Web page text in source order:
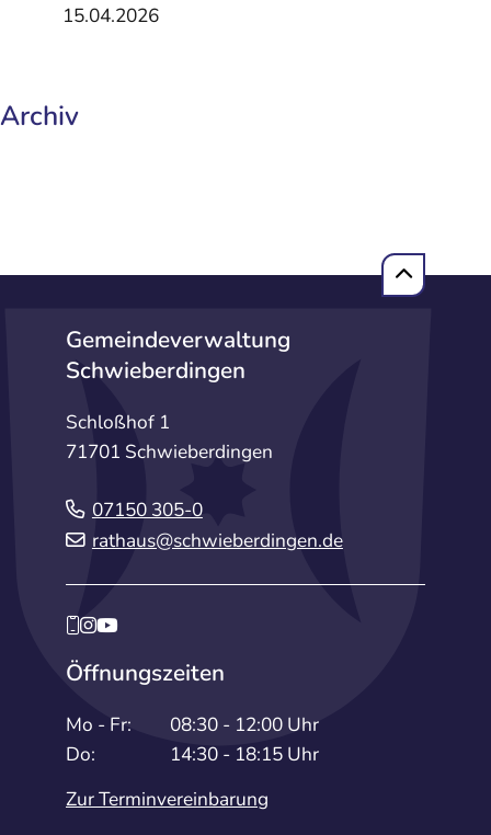
15.04.2026
Archiv
Gemeindeverwaltung
Schwieberdingen
Schloßhof 1
71701 Schwieberdingen
07150 305-0
rathaus@schwieberdingen.de
Öffnungszeiten
Mo - Fr:
08:30 - 12:00 Uhr
Do:
14:30 - 18:15 Uhr
Zur Terminvereinbarung